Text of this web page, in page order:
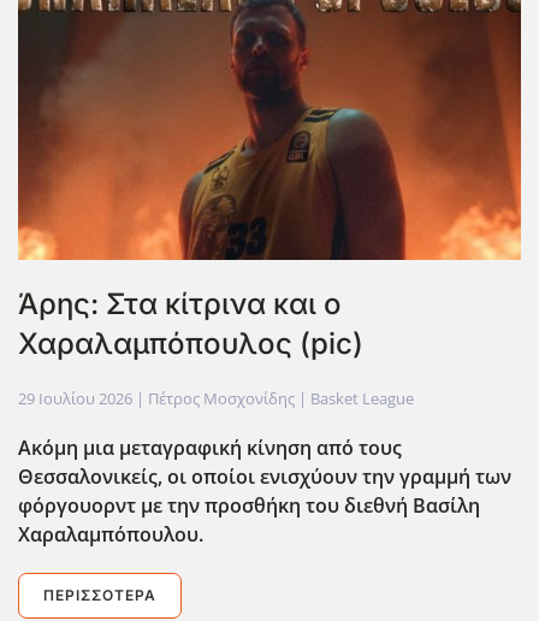
Άρης: Στα κίτρινα και ο
Χαραλαμπόπουλος (pic)
29 Ιουλίου 2026 | Πέτρος Μοσχονίδης | Basket League
Ακόμη μια μεταγραφική κίνηση από τους
Θεσσαλονικείς, οι οποίοι ενισχύουν την γραμμή των
φόργουορντ με την προσθήκη του διεθνή Βασίλη
Χαραλαμπόπουλου.
ΠΕΡΙΣΣΌΤΕΡΑ